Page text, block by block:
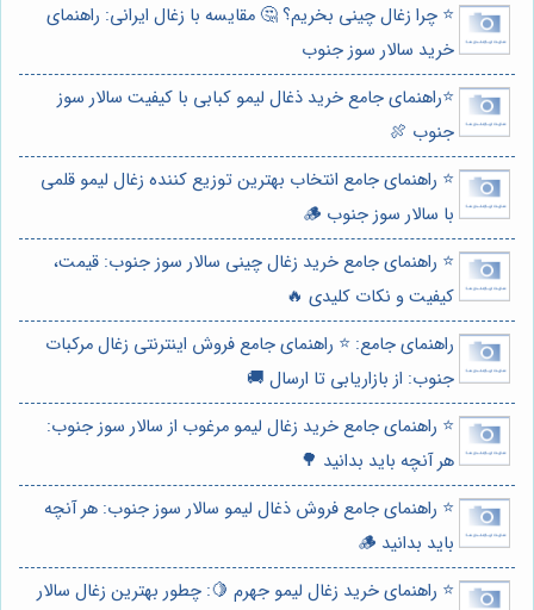
⭐️ چرا زغال چینی بخریم؟ 🤔 مقایسه با زغال ایرانی: راهنمای
خرید سالار سوز جنوب
⭐️راهنمای جامع خرید ذغال لیمو کبابی با کیفیت سالار سوز
جنوب 🍖
⭐️ راهنمای جامع انتخاب بهترین توزیع کننده زغال لیمو قلمی
با سالار سوز جنوب 🪵
⭐️ راهنمای جامع خرید زغال چینی سالار سوز جنوب: قیمت،
کیفیت و نکات کلیدی 🔥
راهنمای جامع: ⭐️ راهنمای جامع فروش اینترنتی زغال مرکبات
جنوب: از بازاریابی تا ارسال 🚚
⭐️ راهنمای جامع خرید زغال لیمو مرغوب از سالار سوز جنوب:
هر آنچه باید بدانید 🌳
⭐️ راهنمای جامع فروش ذغال لیمو سالار سوز جنوب: هر آنچه
باید بدانید 🪵
⭐️ راهنمای خرید زغال لیمو جهرم 🍋: چطور بهترین زغال سالار